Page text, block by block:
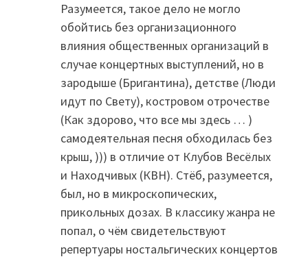
Разумеется, такое дело не могло
обойтись без организационного
влияния общественных организаций в
случае концертных выступлений, но в
зародыше (Бригантина), детстве (Люди
идут по Свету), костровом отрочестве
(Как здорово, что все мы здесь … )
самодеятельная песня обходилась без
крыш, ))) в отличие от Клубов Весёлых
и Находчивых (КВН). Стёб, разумеется,
был, но в микроскопических,
прикольных дозах. В классику жанра не
попал, о чём свидетельствуют
репертуары ностальгических концертов